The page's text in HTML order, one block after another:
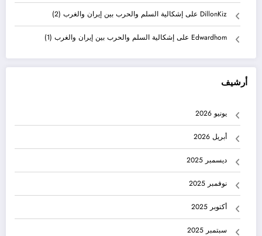
DillonKiz على إشكالية السلم والحرب بين إيران والغرب (2)
Edwardhom على إشكالية السلم والحرب بين إيران والغرب (1)
أرشيف
يونيو 2026
أبريل 2026
ديسمبر 2025
نوفمبر 2025
أكتوبر 2025
سبتمبر 2025